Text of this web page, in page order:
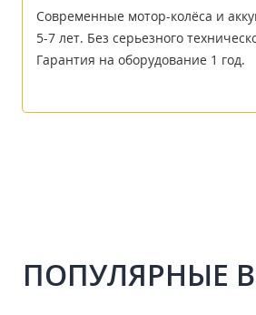
Современные мотор-колёса и
5-7 лет. Без серьезного
Гарантия на оборудование 1 год.
ПОПУЛЯРНЫЕ